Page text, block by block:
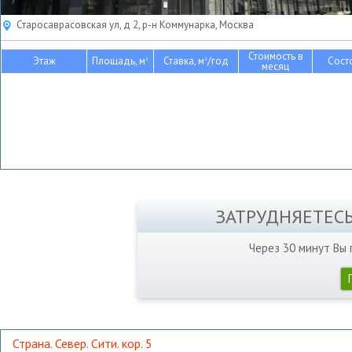
Старосаврасовская ул, д 2, р-н Коммунарка, Москва
Этаж Площадь, м2 Ставка, м2/год Стоимость в
месяц
Через 30 минут Вы
Страна. Север. Сити. кор. 5